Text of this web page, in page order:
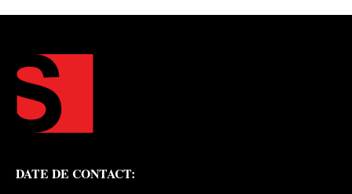
DATE DE CONTACT: